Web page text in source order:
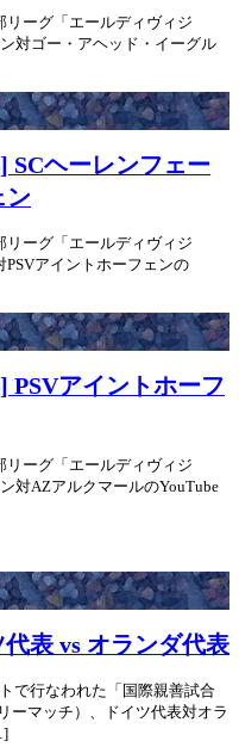
リーグ「エールディヴィジ
対ゴー・アヘッド・イーグル
SCヘーレンフェー
ン
リーグ「エールディヴィジ
アイントホーフェンの
PSVアイントホーフ
リーグ「エールディヴィジ
対AZアルクマールのYouTube
表 vs オランダ代表
で行なわれた「国際親善試合
ーマッチ）、ドイツ代表対オラ